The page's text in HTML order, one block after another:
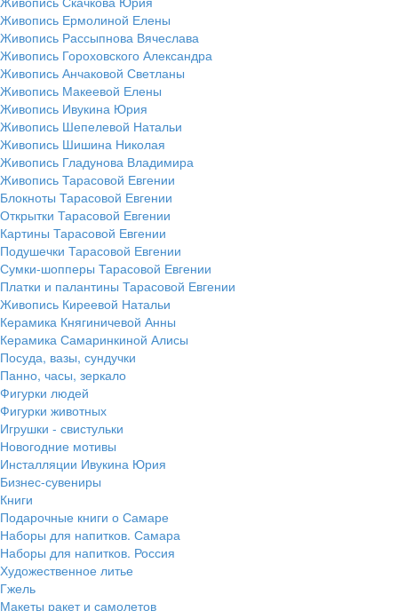
Живопись Ермолиной Елены
Живопись Рассыпнова Вячеслава
Живопись Гороховского Александра
Живопись Анчаковой Светланы
Живопись Макеевой Елены
Живопись Ивукина Юрия
Живопись Шепелевой Натальи
Живопись Шишина Николая
Живопись Гладунова Владимира
Живопись Тарасовой Евгении
Блокноты Тарасовой Евгении
Открытки Тарасовой Евгении
Картины Тарасовой Евгении
Подушечки Тарасовой Евгении
Сумки-шопперы Тарасовой Евгении
Платки и палантины Тарасовой Евгении
Живопись Киреевой Натальи
Керамика Княгиничевой Анны
Керамика Самаринкиной Алисы
Посуда, вазы, сундучки
Панно, часы, зеркало
Фигурки людей
Фигурки животных
Игрушки - свистульки
Новогодние мотивы
Инсталляции Ивукина Юрия
Бизнес-сувениры
Книги
Подарочные книги о Самаре
Наборы для напитков. Самара
Наборы для напитков. Россия
Художественное литье
Гжель
Макеты ракет и самолетов